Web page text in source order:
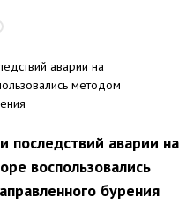
последствий аварии на
воспользовались
бурения